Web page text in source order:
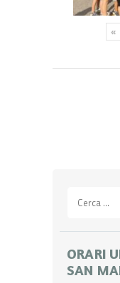
«
per:
ORARI
SAN